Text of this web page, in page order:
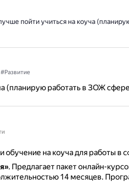
пойти учиться на коуча
#Развитие
(планирую работать в ЗОЖ
обучение на коуча для работы в
. Предлагает пакет онлайн-
14 месяцев.